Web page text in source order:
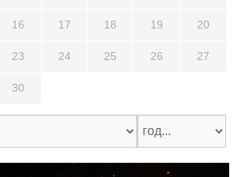
16 17 18 19 20
23 24 25 26 27
30